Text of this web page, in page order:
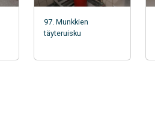
97. Munkkien
täyteruisku